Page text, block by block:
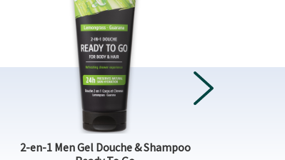
2-en-1 Men Gel Douche & Shampoo
NEXT